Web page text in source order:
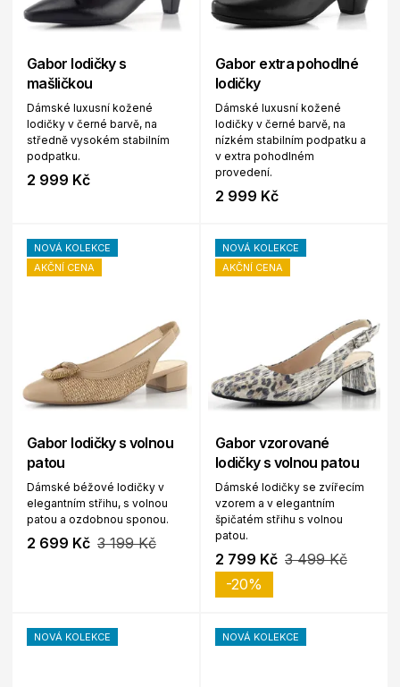
Gabor lodičky s
mašličkou
Dámské luxusní kožené
lodičky v černé barvě, na
středně vysokém stabilním
podpatku.
2 999 Kč
Gabor extra pohodlné
lodičky
Dámské luxusní kožené
lodičky v černé barvě, na
nízkém stabilním podpatku a
v extra pohodlném
provedení.
2 999 Kč
NOVÁ KOLEKCE
AKČNÍ CENA
Gabor lodičky s volnou
patou
Dámské béžové lodičky v
elegantním střihu, s volnou
patou a ozdobnou sponou.
2 699 Kč 3 199 Kč
NOVÁ KOLEKCE
AKČNÍ CENA
Gabor vzorované
lodičky s volnou patou
Dámské lodičky se zvířecím
vzorem a v elegantním
špičatém střihu s volnou
patou.
2 799 Kč 3 499 Kč
-20%
NOVÁ KOLEKCE NOVÁ KOLEKCE